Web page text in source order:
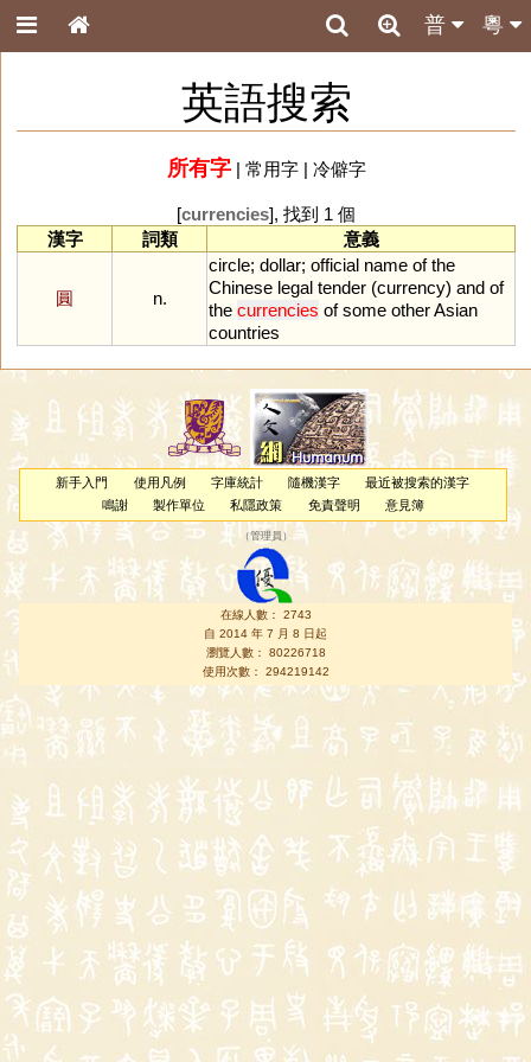
粵
普
英語搜索
所有字| 常用字| 冷僻字
[currencies], 找到 1 個
漢字
詞類 意義
圓 n.
circle; dollar; official name of the
Chinese legal tender (currency) and of
the currencies of some otherAsian
countries
新手入門 使用凡例 字庫統計 隨機漢字
最近被搜索的漢字
鳴謝
製作單位 私隱政策 免責聲明 意見簿
（管理員 ）
在線人數： 2743
自 2014 年 7 月 8 日起
瀏覽人數： 80226718
使用次數： 294219142